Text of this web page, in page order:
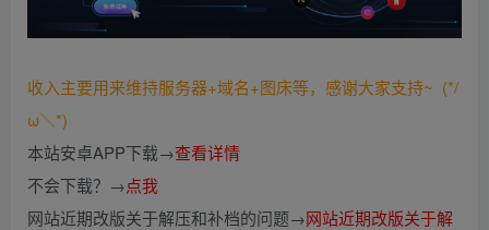
收入主要用来维持服务器+域名+图床等，感谢大家支持~ (*/
ω＼*)
本站安卓APP下载→查看详情
不会下载？→点我
网站近期改版关于解压和补档的问题→网站近期改版关于解